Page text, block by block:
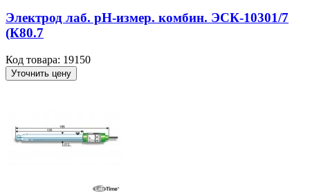
Электрод лаб. рН-измер. комбин. ЭСК-10301/7
(К80.7
Код товара: 19150
Уточнить цену